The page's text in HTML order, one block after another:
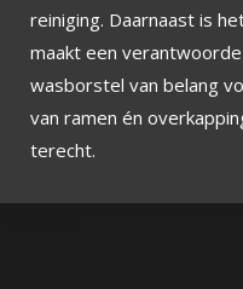
reiniging. Daarnaast is
maakt een
wasborstel van belang
van ramen én
terecht.